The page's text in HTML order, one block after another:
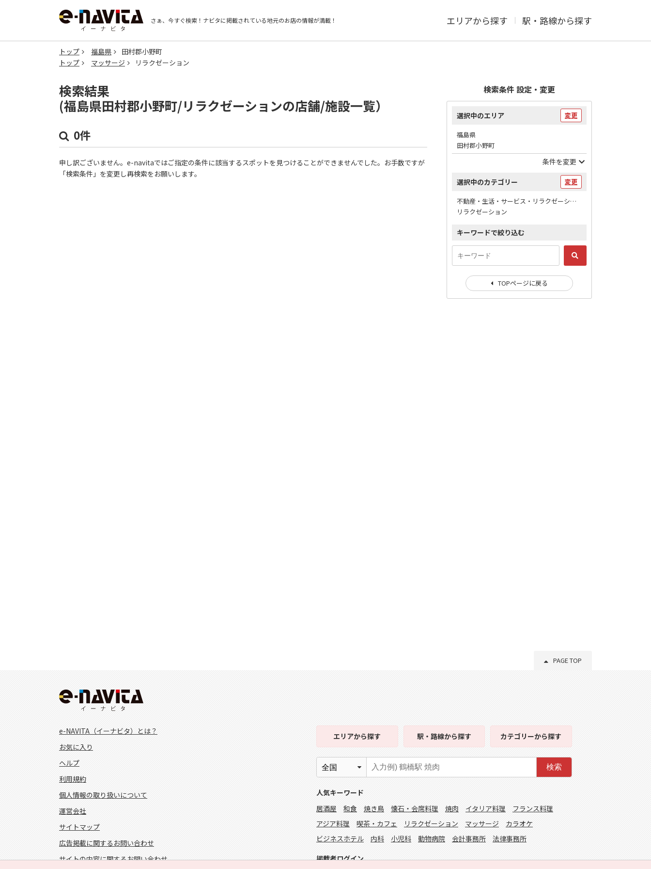
さぁ、今すぐ検索！ ナビタに掲載されている地元のお店の情報が満載！ エリアから探す 駅・路線から探す
トップ 福島県
田村郡小野町
トップ
マッサージ リラクゼーション
検索結果
(福島県田村郡小野町/リラクゼーションの店舗/施設一覧）
0件
申し訳ございません。e-navitaではご指定の条件に該当するスポットを見つけることができませんでした。お手数ですが
「検索条件」を変更し再検索をお願いします。
検索条件 設定・変更
選択中のエリア 変更
福島県
田村郡小野町
条件を変更
選択中のカテゴリー 変更
不動産・生活・サービス・リラクゼーション / マッサージ
リラクゼーション
キーワードで絞り込む
TOPページに戻る
PAGE TOP
e-NAVITA（イーナビタ）とは？
お気に入り
ヘルプ
利用規約
個人情報の取り扱いについて
運営会社
サイトマップ
広告掲載に関するお問い合わせ
サイトの内容に関するお問い合わせ
エリアから探す 駅・路線から探す カテゴリーから探す
検索
人気キーワード
居酒屋
和食 焼き鳥 懐石・会席料理 焼肉 イタリア料理
フランス料理
アジア料理
喫茶・カフェ リラクゼーション マッサージ
カラオケ
ビジネスホテル
内科 小児科 動物病院 会計事務所 法律事務所
掲載者ログイン